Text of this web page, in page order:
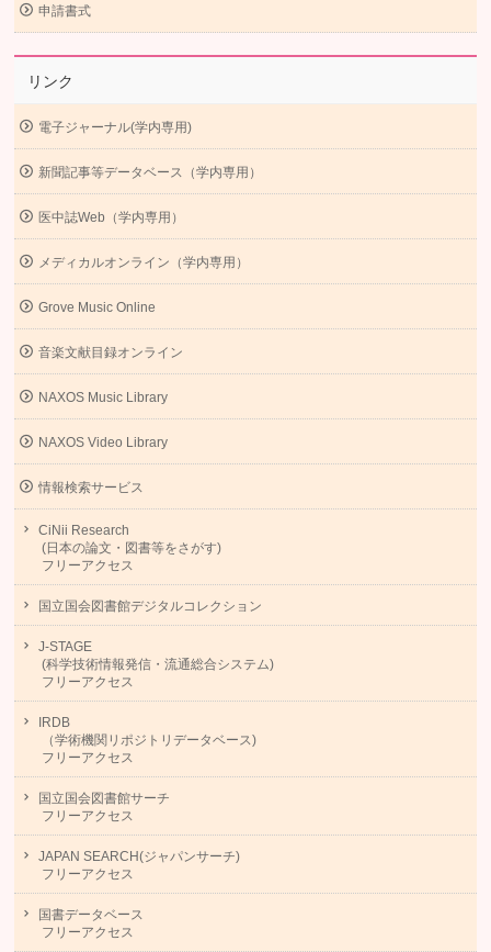
申請書式
リンク
電子ジャーナル(学内専用)
新聞記事等データベース（学内専用）
医中誌Web（学内専用）
メディカルオンライン（学内専用）
Grove Music Online
音楽文献目録オンライン
NAXOS Music Library
NAXOS Video Library
情報検索サービス
CiNii Research
(日本の論文・図書等をさがす)
フリーアクセス
国立国会図書館デジタルコレクション
J-STAGE
(科学技術情報発信・流通総合システム)
フリーアクセス
IRDB
（学術機関リポジトリデータベース)
フリーアクセス
国立国会図書館サーチ
フリーアクセス
JAPAN SEARCH(ジャパンサーチ)
フリーアクセス
国書データベース
フリーアクセス